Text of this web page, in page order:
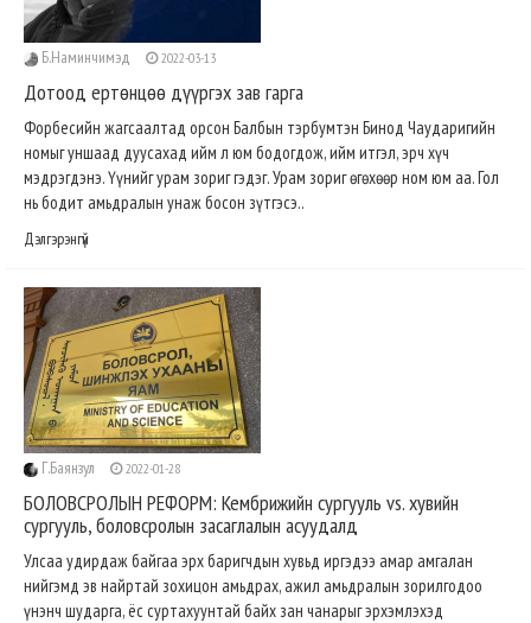
Б.Наминчимэд 2022-03-13
Дотоод ертөнцөө дүүргэх зав гарга
Форбесийн жагсаалтад орсон Балбын тэрбумтэн Бинод Чаударигийн
номыг уншаад дуусахад ийм л юм бодогдож, ийм итгэл, эрч хүч
мэдрэгдэнэ. Үүнийг урам зориг гэдэг. Урам зориг өгөхөөр ном юм аа. Гол
нь бодит амьдралын унаж босон зүтгэсэ..
Дэлгэрэнгүй
Г.Баянзул 2022-01-28
БОЛОВСРОЛЫН РЕФОРМ: Кембрижийн сургууль vs. хувийн
сургууль, боловсролын засаглалын асуудалд
Улсаа удирдаж байгаа эрх баригчдын хувьд иргэдээ амар амгалан
нийгэмд эв найртай зохицон амьдрах, ажил амьдралын зорилгодоо
үнэнч шударга, ёс суртахуунтай байх зан чанарыг эрхэмлэхэд